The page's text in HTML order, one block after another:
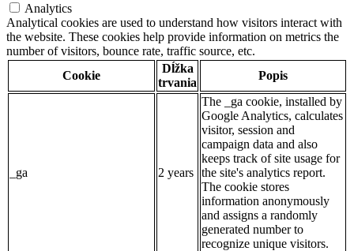
Analytics
Analytical cookies are used to understand how visitors interact with
the website. These cookies help provide information on metrics the
number of visitors, bounce rate, traffic source, etc.
Cookie
Dĺžka
trvania
Popis
_ga 2 years
The _ga cookie, installed by
Google Analytics, calculates
visitor, session and
campaign data and also
keeps track of site usage for
the site's analytics report.
The cookie stores
information anonymously
and assigns a randomly
generated number to
recognize unique visitors.